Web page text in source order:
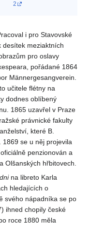
2
i pro Stavovské
desítek meziaktních
pro oslavy
pořádané 1864
Männergesangverein.
učitele flétny na
dodnes oblíbený
1865 uzavřel v Praze
právnické fakulty
které B.
se u něj projevila
penzionován a
Olšanských hřbitovech.
na libreto Karla
hledajících o
svého nápadníka se po
ihned chopily české
roce 1880 měla